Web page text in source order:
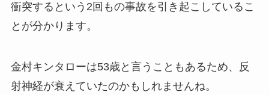
衝突するという2回もの事故を引き起こしているこ
とが分かります。
金村キンタローは53歳と言うこともあるため、反
射神経が衰えていたのかもしれませんね。